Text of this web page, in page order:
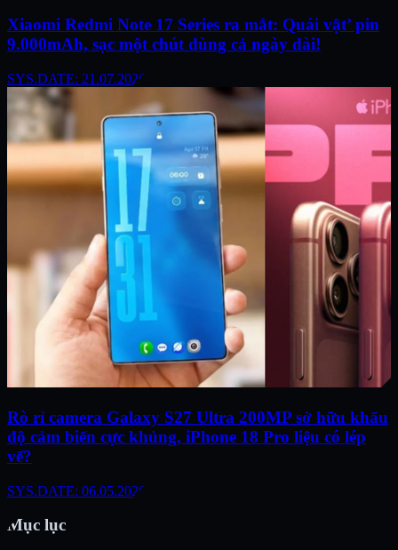
Xiaomi Redmi Note 17 Series ra mắt: Quái vật’ pin
9.000mAh, sạc một chút dùng cả ngày dài!
SYS.DATE: 21.07.2026
Rò rỉ camera Galaxy S27 Ultra 200MP sở hữu khẩu
độ cảm biến cực khủng, iPhone 18 Pro liệu có lép
vế?
SYS.DATE: 06.05.2026
Mục lục